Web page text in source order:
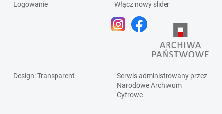
Logowanie
Włącz nowy slider
Design: Transparent
Serwis administrowany przez
Narodowe Archiwum
Cyfrowe